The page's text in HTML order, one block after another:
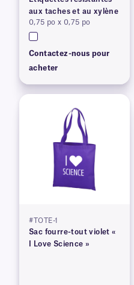
aux taches et au xylène
0,75 po x 0,75 po
Contactez-nous pour
acheter
#TOTE-1
Sac fourre-tout violet «
I Love Science »